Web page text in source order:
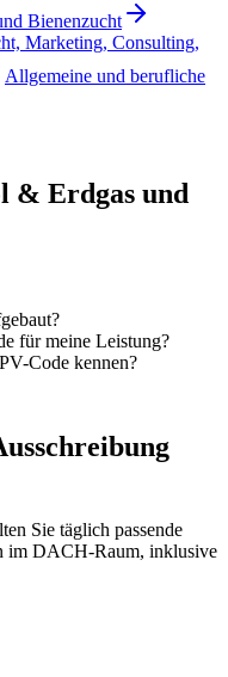
Bienenzucht
Marketing, Consulting,
Allgemeine und berufliche
& Erdgas und
für meine Leistung?
Code kennen?
Sie täglich passende
im DACH-Raum, inklusive